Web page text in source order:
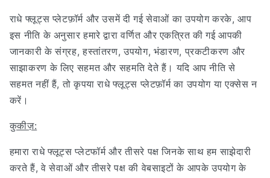
राधे फ्लूट्स प्लेटफ़ॉर्म और उसमें दी गई सेवाओं का उपयोग करके, आप
इस नीति के अनुसार हमारे द्वारा वर्णित और एकत्रित की गई आपकी
जानकारी के संग्रह, हस्तांतरण, उपयोग, भंडारण, प्रकटीकरण और
साझाकरण के लिए सहमत और सहमति देते हैं। यदि आप नीति से
सहमत नहीं हैं, तो कृपया राधे फ्लूट्स प्लेटफ़ॉर्म का उपयोग या एक्सेस न
करें।
कुकीज़:
हमारा राधे फ्लूट्स प्लेटफॉर्म और तीसरे पक्ष जिनके साथ हम साझेदारी
करते हैं, वे सेवाओं और तीसरे पक्ष की वेबसाइटों के आपके उपयोग के